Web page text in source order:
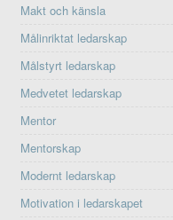
Makt och känsla
Målinriktat ledarskap
Målstyrt ledarskap
Medvetet ledarskap
Mentor
Mentorskap
Modernt ledarskap
Motivation i ledarskapet